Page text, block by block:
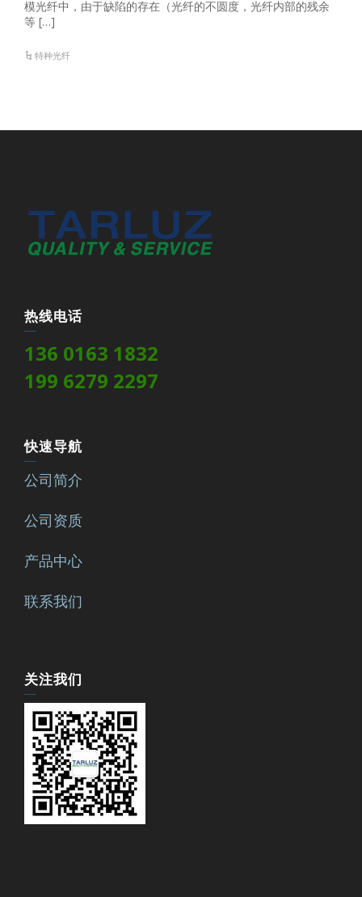
模光纤中，由于缺陷的存在（光纤的不圆度，光纤内部的残余
等 […]
特种光纤
热线电话
136 0163 1832
199 6279 2297
快速导航
公司简介
公司资质
产品中心
联系我们
关注我们